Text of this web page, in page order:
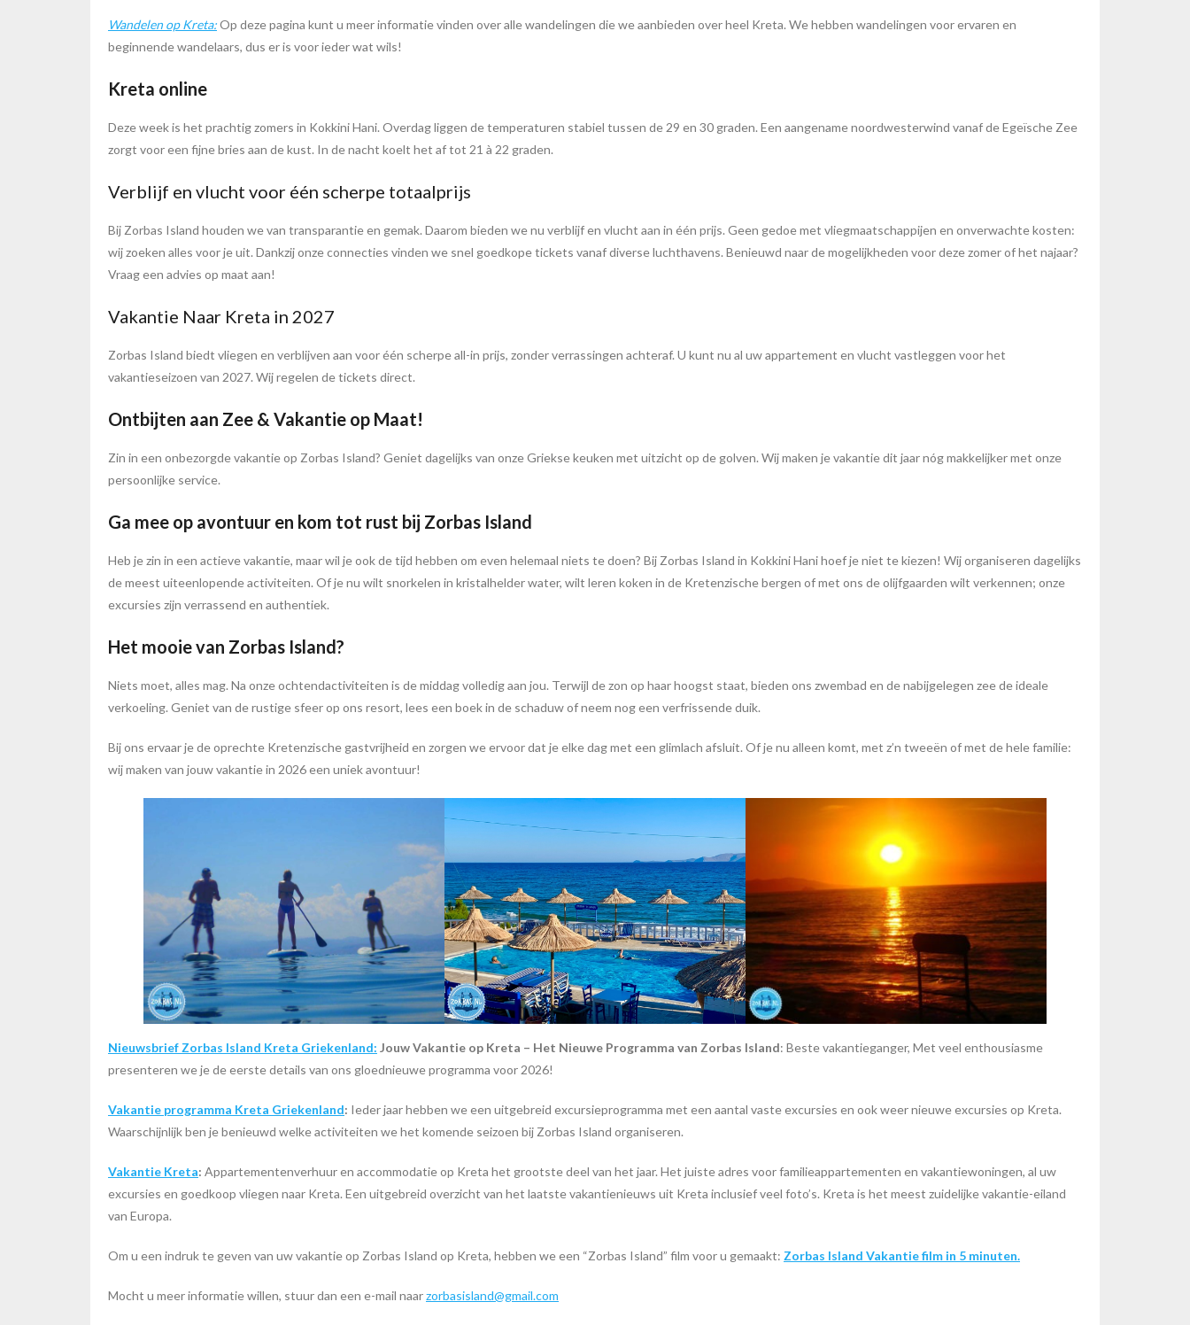
Wandelen op Kreta:Op deze pagina kunt u meer informatie vinden over alle wandelingen die we aanbieden over heel Kreta. We hebben wandelingen voor ervaren en
beginnende wandelaars, dus er is voor ieder wat wils!
Kreta online
Deze week is het prachtig zomers in Kokkini Hani. Overdag liggen de temperaturen stabiel tussen de 29 en 30 graden. Een aangename noordwesterwind vanaf de Egeïsche Zee
zorgt voor een fijne bries aan de kust. In de nacht koelt het af tot 21 à 22 graden.
Verblijf en vlucht voor één scherpe totaalprijs
Bij Zorbas Island houden we van transparantie en gemak. Daarom bieden we nu verblijf en vlucht aan in één prijs. Geen gedoe met vliegmaatschappijen en onverwachte kosten:
wij zoeken alles voor je uit. Dankzij onze connecties vinden we snel goedkope tickets vanaf diverse luchthavens. Benieuwd naar de mogelijkheden voor deze zomer of het najaar?
Vraag een advies op maat aan!
Vakantie Naar Kreta in 2027
Zorbas Island biedt vliegen en verblijven aan voor één scherpe all-in prijs, zonder verrassingen achteraf. U kunt nu al uw appartement en vlucht vastleggen voor het
vakantieseizoen van 2027. Wij regelen de tickets direct.
Ontbijten aan Zee & Vakantie op Maat!
Zin in een onbezorgde vakantie op Zorbas Island? Geniet dagelijks van onze Griekse keuken met uitzicht op de golven. Wij maken je vakantie dit jaar nóg makkelijker met onze
persoonlijke service.
Ga mee op avontuur en kom tot rust bij Zorbas Island
Heb je zin in een actieve vakantie, maar wil je ook de tijd hebben om even helemaal niets te doen? Bij Zorbas Island in Kokkini Hani hoef je niet te kiezen! Wij organiseren dagelijks
de meest uiteenlopende activiteiten. Of je nu wilt snorkelen in kristalhelder water, wilt leren koken in de Kretenzische bergen of met ons de olijfgaarden wilt verkennen; onze
excursies zijn verrassend en authentiek.
Het mooie van Zorbas Island?
Niets moet, alles mag. Na onze ochtendactiviteiten is de middag volledig aan jou. Terwijl de zon op haar hoogst staat, bieden ons zwembad en de nabijgelegen zee de ideale
verkoeling. Geniet van de rustige sfeer op ons resort, lees een boek in de schaduw of neem nog een verfrissende duik.
Bij ons ervaar je de oprechte Kretenzische gastvrijheid en zorgen we ervoor dat je elke dag met een glimlach afsluit. Of je nu alleen komt, met z’n tweeën of met de hele familie:
wij maken van jouw vakantie in 2026 een uniek avontuur!
Nieuwsbrief Zorbas Island Kreta Griekenland: Jouw Vakantie op Kreta – Het Nieuwe Programma van Zorbas Island: Beste vakantieganger, Met veel enthousiasme
presenteren we je de eerste details van ons gloednieuwe programma voor 2026!
Vakantie programma Kreta Griekenland: Ieder jaar hebben we een uitgebreid excursieprogramma met een aantal vaste excursies en ook weer nieuwe excursies op Kreta.
Waarschijnlijk ben je benieuwd welke activiteiten we het komende seizoen bij Zorbas Island organiseren.
Vakantie Kreta: Appartementenverhuur en accommodatie op Kreta het grootste deel van het jaar. Het juiste adres voor familieappartementen en vakantiewoningen, al uw
excursies en goedkoop vliegen naar Kreta. Een uitgebreid overzicht van het laatste vakantienieuws uit Kreta inclusief veel foto’s. Kreta is het meest zuidelijke vakantie-eiland
van Europa.
Om u een indruk te geven van uw vakantie op Zorbas Island op Kreta, hebben we een “Zorbas Island” film voor u gemaakt: Zorbas Island Vakantie film in 5 minuten.
Mocht u meer informatie willen, stuur dan een e-mail naarzorbasisland@gmail.com